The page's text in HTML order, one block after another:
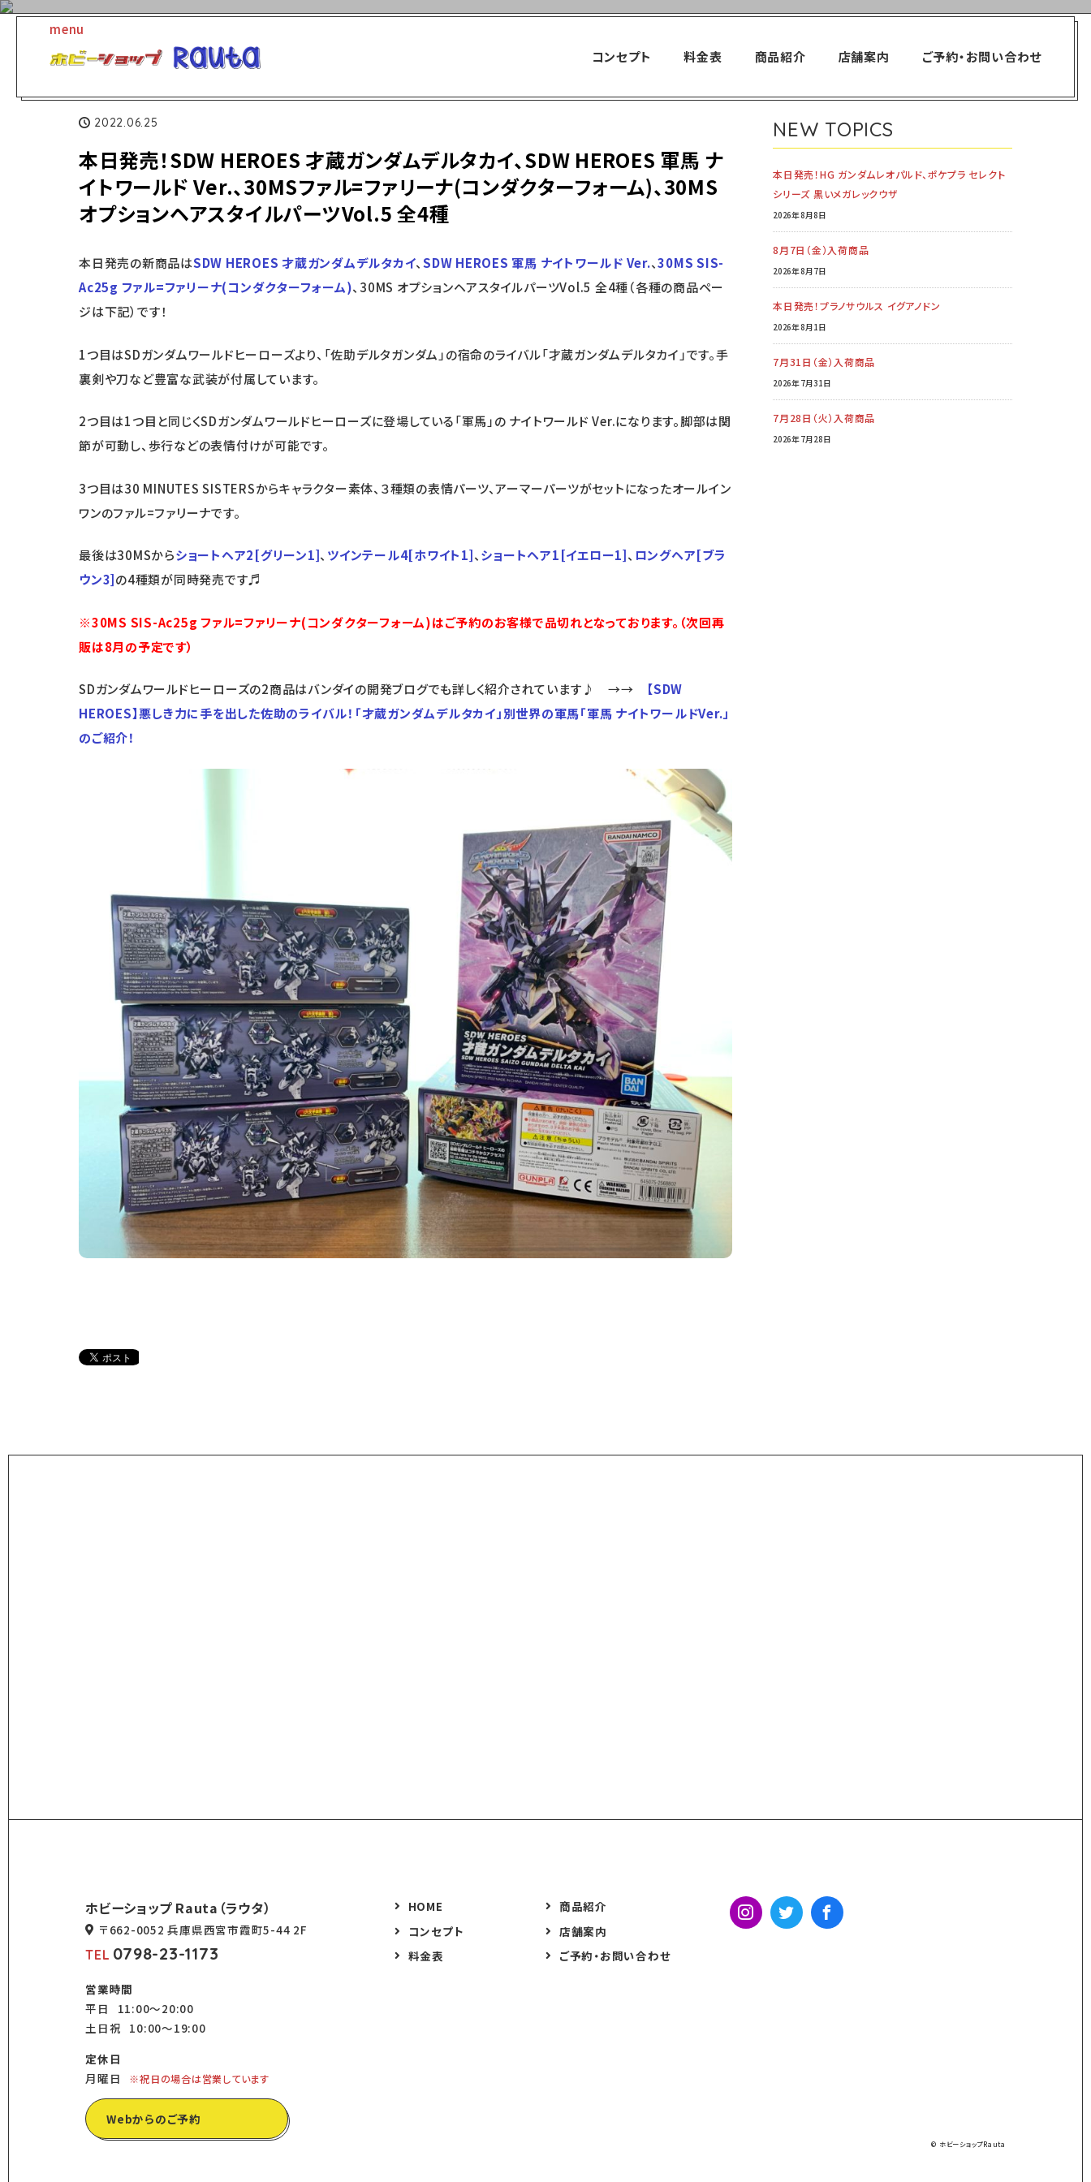
menu
コンセプト
料金表 商品紹介 店舗案内 ご予約・お問い合わせ
介
本日発売！SDW HEROES 才蔵ガンダムデルタカイ、SDW HEROES 軍馬 ナイトワールド Ver.、30MSファル=ファリーナ(コンダクターフォーム)、30MS オプションヘアスタイルパーツVol.5
全4種
2022.06.25
本日発売！SDW HEROES 才蔵ガンダムデルタカイ、SDW HEROES 軍馬 ナ
イトワールド Ver.、30MSファル=ファリーナ(コンダクターフォーム)、30MS
オプションヘアスタイルパーツVol.5 全4種
本日発売の新商品はSDW HEROES 才蔵ガンダムデルタカイ、SDW HEROES 軍馬 ナイトワールド Ver.、30MS SIS-
Ac25g ファル=ファリーナ(コンダクターフォーム)、30MS オプションヘアスタイルパーツVol.5 全4種（各種の商品ペー
ジは下記）です！
1つ目はSDガンダムワールドヒーローズより、「佐助デルタガンダム」の宿命のライバル「才蔵ガンダムデルタカイ」です。手
裏剣や刀など豊富な武装が付属しています。
2つ目は1つ目と同じくSDガンダムワールドヒーローズに登場している「軍馬」の ナイトワールド Ver.になります。脚部は関
節が可動し、歩行などの表情付けが可能です。
3つ目は30 MINUTES SISTERSからキャラクター素体、３種類の表情パーツ、アーマーパーツがセットになったオールイン
ワンのファル=ファリーナです。
最後は30MSからショートヘア2[グリーン1]、 ツインテール4[ホワイト1]、ショートヘア1[イエロー1]、 ロングヘア[ブラ
ウン3]の4種類が同時発売です♬
※30MS SIS-Ac25g ファル=ファリーナ(コンダクターフォーム)はご予約のお客様で品切れとなっております。（次回再
販は8月の予定です）
SDガンダムワールドヒーローズの2商品はバンダイの開発ブログでも詳しく紹介されています♪ →→
【SDW
HEROES】悪しき力に手を出した佐助のライバル！「才蔵ガンダムデルタカイ」別世界の軍馬「軍馬 ナイトワールドVer.」
のご紹介！
NEW TOPICS
本日発売！HG ガンダムレオパルド、ポケプラ セレクト
シリーズ 黒いメガレックウザ
2026年8月8日
8月7日（金）入荷商品
2026年8月7日
本日発売！プラノサウルス イグアノドン
2026年8月1日
7月31日（金）入荷商品
2026年7月31日
7月28日（火）入荷商品
2026年7月28日
ホビーショップ Rauta（ラウタ）
〒662-0052 兵庫県西宮市霞町5-44 2F
TEL 0798-23-1173
営業時間
平日
11:00～20:00
土日祝 10:00～19:00
定休日
月曜日
※祝日の場合は営業しています
Webからのご予約
HOME
コンセプト
料金表
商品紹介
店舗案内
ご予約・お問い合わせ
© ホビーショップRauta